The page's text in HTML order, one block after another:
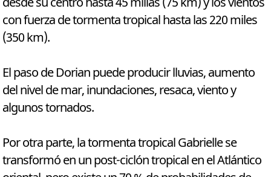
con fuerza de tormenta tropical hasta las 220 miles
(350 km).
El paso de Dorian puede producir lluvias, aumento
del nivel de mar, inundaciones, resaca, viento y
algunos tornados.
Por otra parte, la tormenta tropical Gabrielle se
transformó en un post-ciclón tropical en el Atlántico